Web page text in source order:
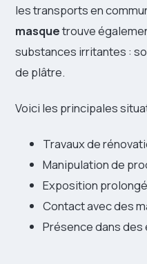
les transports en
masquetrouve
substances irritantes :
de plâtre.
Voici les principales
Travaux de
Manipulation de
Exposition
Contact avec des
Présence dans